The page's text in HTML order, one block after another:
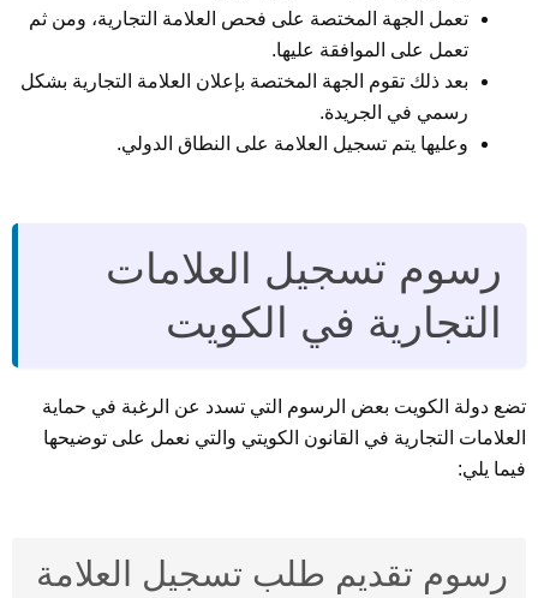
تعمل الجهة المختصة على فحص العلامة التجارية، ومن ثم
تعمل على الموافقة عليها.
بعد ذلك تقوم الجهة المختصة بإعلان العلامة التجارية بشكل
رسمي في الجريدة.
وعليها يتم تسجيل العلامة على النطاق الدولي.
رسوم تسجيل العلامات
التجارية في الكويت
تضع دولة الكويت بعض الرسوم التي تسدد عن الرغبة في حماية
العلامات التجارية في القانون الكويتي والتي نعمل على توضيحها
فيما يلي:
رسوم تقديم طلب تسجيل العلامة